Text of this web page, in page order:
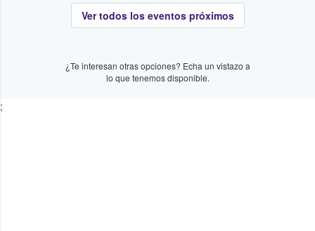
Ver todos los eventos próximos
¿Te interesan otras opciones? Echa un vistazo a
lo que tenemos disponible.
;